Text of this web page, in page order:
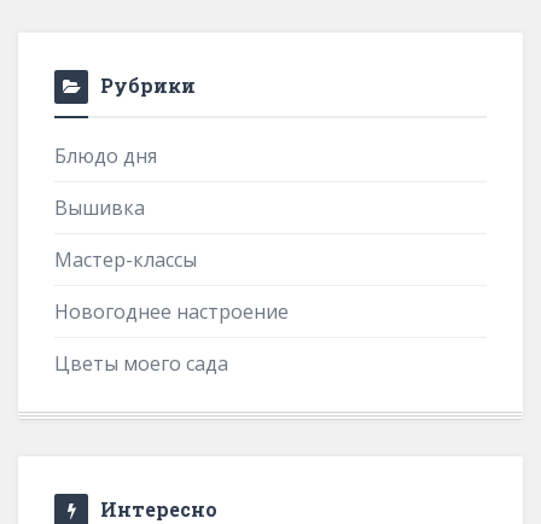
Рубрики
Блюдо дня
Вышивка
Мастер-классы
Новогоднее настроение
Цветы моего сада
Интересно